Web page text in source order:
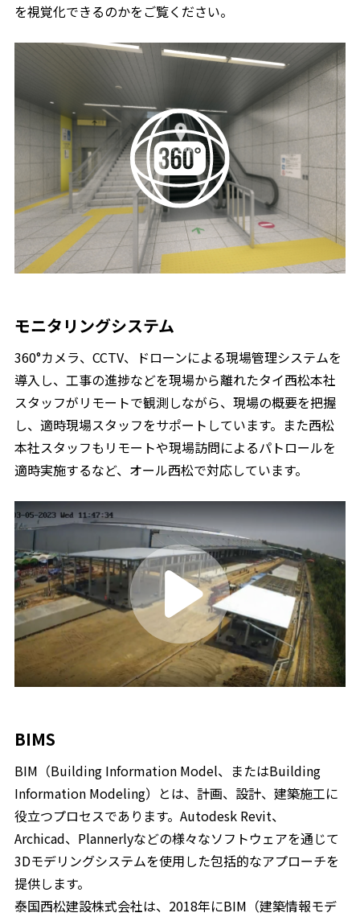
を視覚化できるのかをご覧ください。
モニタリングシステム
360°カメラ、CCTV、ドローンによる現場管理システムを
導入し、工事の進捗などを現場から離れたタイ西松本社
スタッフがリモートで観測しながら、現場の概要を把握
し、適時現場スタッフをサポートしています。また西松
本社スタッフもリモートや現場訪問によるパトロールを
適時実施するなど、オール西松で対応しています。
BIMS
BIM（Building Information Model、またはBuilding
Information Modeling）とは、計画、設計、建築施工に
役立つプロセスであります。Autodesk Revit、
Archicad、Plannerlyなどの様々なソフトウェアを通じて
3Dモデリングシステムを使用した包括的なアプローチを
提供します。
泰国西松建設株式会社は、2018年にBIM（建築情報モデ